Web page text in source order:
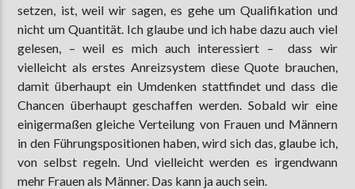
setzen, ist, weil wir sagen, es gehe um Qualifikation und
nicht um Quantität. Ich glaube und ich habe dazu auch viel
gelesen, – weil es mich auch interessiert – dass wir
vielleicht als erstes Anreizsystem diese Quote brauchen,
damit überhaupt ein Umdenken stattfindet und dass die
Chancen überhaupt geschaffen werden. Sobald wir eine
einigermaßen gleiche Verteilung von Frauen und Männern
in den Führungspositionen haben, wird sich das, glaube ich,
von selbst regeln. Und vielleicht werden es irgendwann
mehr Frauen als Männer. Das kann ja auch sein.